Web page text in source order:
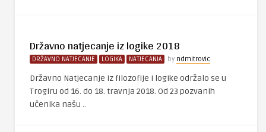
Državno natjecanje iz logike 2018
DRŽAVNO NATJECANJE LOGIKA NATJECANJA by ndmitrovic
Državno Natjecanje iz filozofije i logike održalo se u
Trogiru od 16. do 18. travnja 2018. Od 23 pozvanih
učenika našu ..